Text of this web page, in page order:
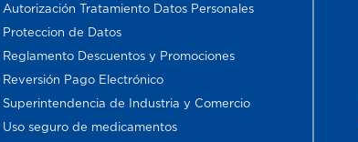
Autorización Tratamiento Datos Personales
Proteccion de Datos
Reglamento Descuentos y Promociones
Reversión Pago Electrónico
Superintendencia de Industria y Comercio
Uso seguro de medicamentos